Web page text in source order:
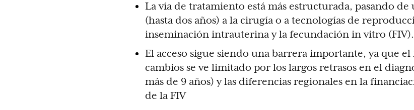
La vía de tratamiento está más estructurada, pasando
(hasta dos años) a la cirugía o a tecnologías de
inseminación intrauterina y la fecundación in vitro (FIV).
El acceso sigue siendo una barrera importante, ya que el
cambios se ve limitado por los largos retrasos en el
más de 9 años) y las diferencias regionales en la
de la FIV